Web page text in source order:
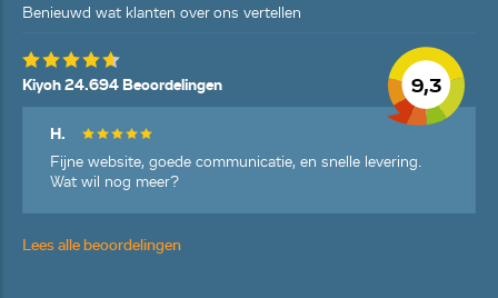
Benieuwd wat klanten over ons vertellen
9,3
Kiyoh 24.694 Beoordelingen
H.
Fijne website, goede communicatie, en snelle levering.
Wat wil nog meer?
Lees alle beoordelingen